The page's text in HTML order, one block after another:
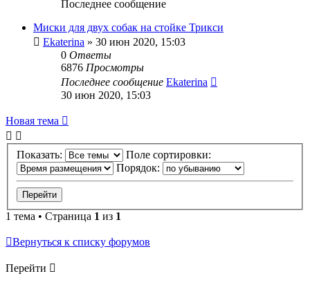
Последнее сообщение
Миски для двух собак на стойке Трикси
Ekaterina » 30 июн 2020, 15:03
0 Ответы
6876 Просмотры
Последнее сообщение Ekaterina
30 июн 2020, 15:03
Новая тема
Показать:
Поле сортировки:
Порядок:
1 тема • Страница 1 из 1
Вернуться к списку форумов
Перейти